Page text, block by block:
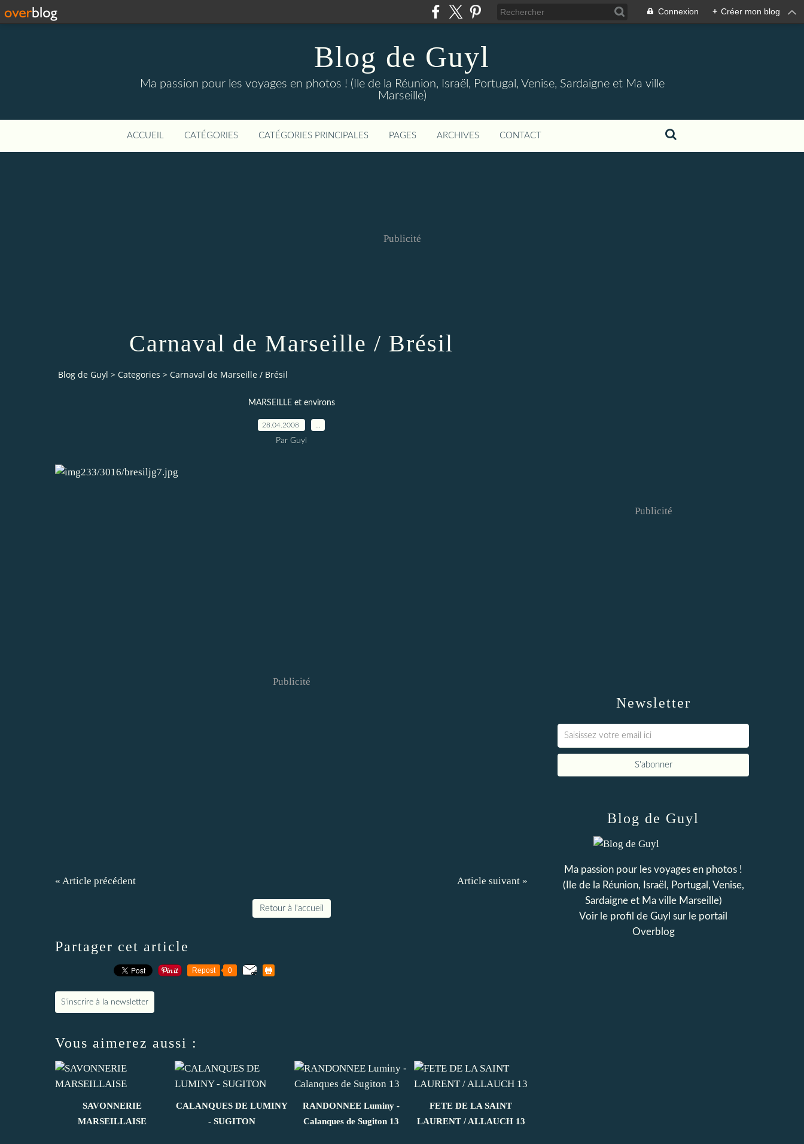
Connexion + Créer mon blog
Blog de Guyl
Ma passion pour les voyages en photos ! (Ile de la Réunion, Israël, Portugal, Venise, Sardaigne et Ma ville
Marseille)
ACCUEIL CATÉGORIES CATÉGORIES PRINCIPALES PAGES ARCHIVES CONTACT
Publicité
Carnaval de Marseille / Brésil
Blog de Guyl > Categories > Carnaval de Marseille / Brésil
MARSEILLE et environs
28.04.2008
Par Guyl
Publicité
« Article précédent Article suivant »
Retour à l'accueil
Partager cet article
Repost 0
S'inscrire à la newsletter
Vous aimerez aussi :
SAVONNERIE
MARSEILLAISE
CALANQUES DE LUMINY
- SUGITON
RANDONNEE Luminy -
Calanques de Sugiton 13
FETE DE LA SAINT
LAURENT / ALLAUCH 13
Newsletter
Publicité
Blog de Guyl
Ma passion pour les voyages en photos !
(Ile de la Réunion, Israël, Portugal, Venise,
Sardaigne et Ma ville Marseille)
Voir le profil de Guyl sur le portail
Overblog